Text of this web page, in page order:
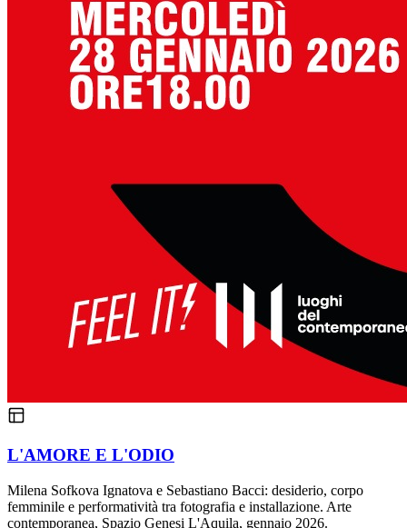
L'AMORE E L'ODIO
Milena Sofkova Ignatova e Sebastiano Bacci: desiderio, corpo
femminile e performatività tra fotografia e installazione. Arte
contemporanea, Spazio Genesi L'Aquila, gennaio 2026.